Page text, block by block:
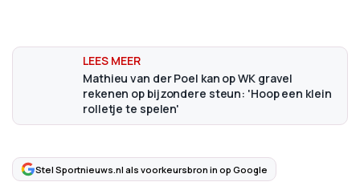
Mathieu van der Poel kan op WK gravel
rekenen op bijzondere steun: 'Hoop een klein
rolletje te spelen'
Stel Sportnieuws.nl als voorkeursbron in op Google